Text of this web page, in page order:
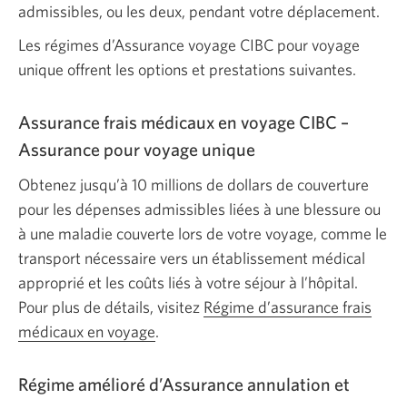
admissibles, ou les deux, pendant votre déplacement.
Les régimes d’Assurance voyage CIBC pour voyage
unique offrent les options et prestations suivantes.
Assurance frais médicaux en voyage CIBC –
Assurance pour voyage unique
Obtenez jusqu’à 10 millions de dollars de couverture
pour les dépenses admissibles liées à une blessure ou
à une maladie couverte lors de votre voyage, comme le
transport nécessaire vers un établissement médical
approprié et les coûts liés à votre séjour à l’hôpital.
Pour plus de détails, visitez Régime d’assurance frais
médicaux en voyage.
Régime amélioré d’Assurance annulation et